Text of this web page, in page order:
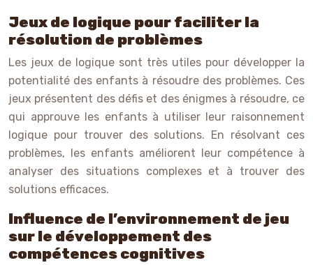
Jeux de logique pour faciliter la
résolution de problèmes
Les jeux de logique sont très utiles pour développer la
potentialité des enfants à résoudre des problèmes. Ces
jeux présentent des défis et des énigmes à résoudre, ce
qui approuve les enfants à utiliser leur raisonnement
logique pour trouver des solutions. En résolvant ces
problèmes, les enfants améliorent leur compétence à
analyser des situations complexes et à trouver des
solutions efficaces.
Influence de l’environnement de jeu
sur le développement des
compétences cognitives